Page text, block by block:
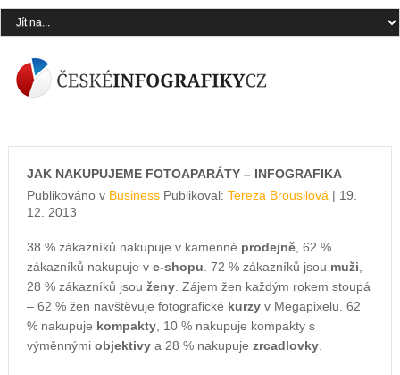
JAK NAKUPUJEME FOTOAPARÁTY – INFOGRAFIKA
Publikováno v BusinessPublikoval: Tereza Brousilová | 19.
12. 2013
38 % zákazníků nakupuje v kamenné prodejně, 62 %
zákazníků nakupuje v e-shopu . 72 % zákazníků jsou muži
28 % zákazníků jsou ženy. Zájem žen každým rokem stoupá
– 62 % žen navštěvuje fotografické kurzyv Megapixelu. 62
% nakupuje kompakty, 10 % nakupuje kompakty s
výměnnými objektivya 28 % nakupuje zrcadlovky.